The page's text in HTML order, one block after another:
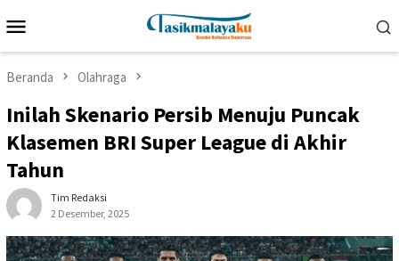
ke
Mobile
Beranda Olahraga
Inilah Skenario Persib Menuju Puncak
Klasemen BRI Super League di Akhir
Tahun
Tim Redaksi
2 Desember, 2025